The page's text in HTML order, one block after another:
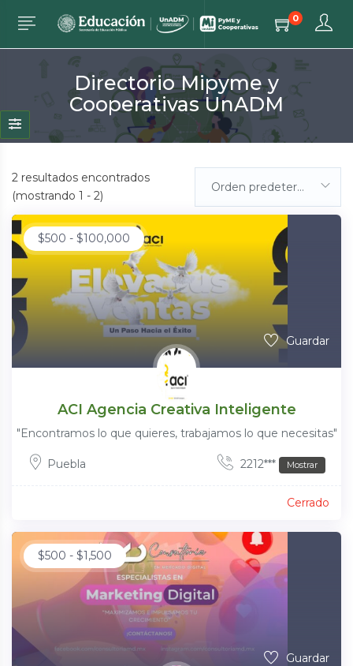
0
Directorio Mipyme y
Cooperativas UnADM
2 resultados encontrados
(mostrando 1 - 2)
Orden predeterminada
$500 - $100,000
Guardar
ACI Agencia Creativa Inteligente
"Encontramos lo que quieres, trabajamos lo que necesitas"
Puebla 2212*** Mostrar
Cerrado
$500 - $1,500
Guardar